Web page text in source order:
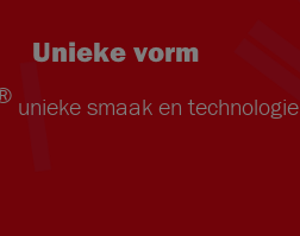
Unieke vorm
unieke smaak en technologie